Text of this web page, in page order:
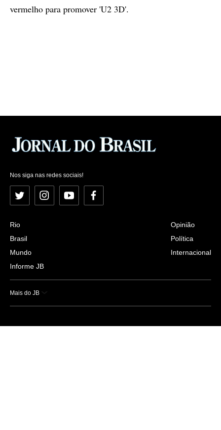
vermelho para promover 'U2 3D'.
Nos siga nas redes sociais!
Twitter InstagramYouTubeFacebook
Rio
Brasil
Mundo
Informe JB
Opinião
Política
Internacional
Mais do JB
Esportes